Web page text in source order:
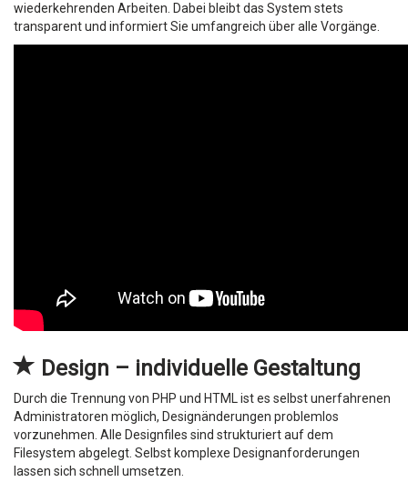
wiederkehrenden Arbeiten. Dabei bleibt das System stets
transparent und informiert Sie umfangreich über alle Vorgänge.
Design – individuelle Gestaltung
Durch die Trennung von PHP und HTML ist es selbst unerfahrenen
Administratoren möglich, Designänderungen problemlos
vorzunehmen. Alle Designfiles sind strukturiert auf dem
Filesystem abgelegt. Selbst komplexe Designanforderungen
lassen sich schnell umsetzen.